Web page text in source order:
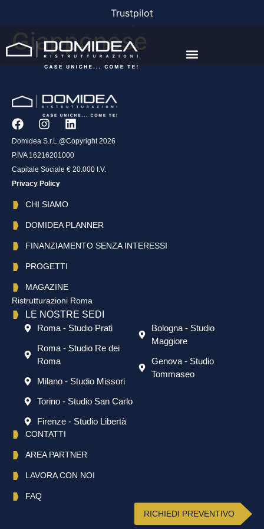
Trustpilot
Project Tags:
Giapponese
Domidea S.r.L.@Copyright 2026
P.IVA 16216201000
Capitale Sociale € 20.000 I.V.
Privacy Policy
CHI SIAMO
DOMIDEA PLANNER
FINANZIAMENTO SENZA INTERESSI
PROGETTI
MAGAZINE
Ristrutturazioni Roma
LE NOSTRE SEDI
Roma - Studio Prati
Roma - Studio Re dei
Roma
Milano - Studio Missori
Torino - Studio San Carlo
Firenze - Studio Libertà
Bologna - Studio
Maggiore
Genova - Studio
Tommaseo
CONTATTI
AREA PARTNER
LAVORA CON NOI
FAQ
RICHIEDI PREVENTIVO